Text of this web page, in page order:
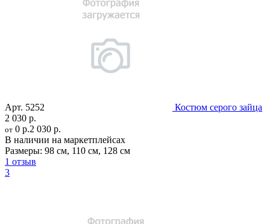
Арт. 5252
Костюм серого зайца
2 030 р.
от 0 р.2 030 р.
В наличии на маркетплейсах
Размеры: 98 см, 110 см, 128 см
1 отзыв
3